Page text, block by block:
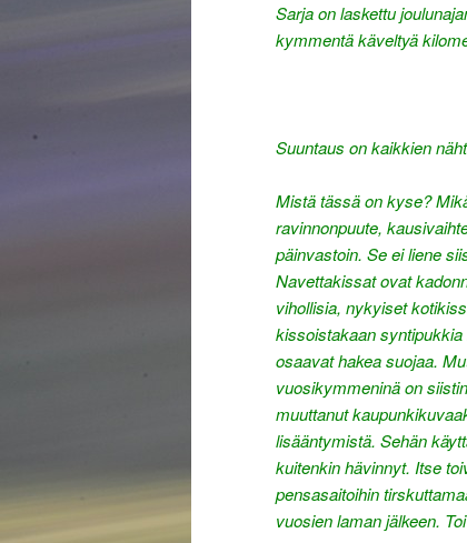
Sarja on laskettu
kymmentä käveltyä
Suuntaus on kaikkien
Mistä tässä on kyse?
ravinnonpuute,
päinvastoin. Se ei liene
Navettakissat ovat
vihollisia, nykyiset
kissoistakaan
osaavat hakea suojaa.
vuosikymmeninä on
muuttanut
lisääntymistä. Sehän
kuitenkin hävinnyt. Itse
pensasaitoihin
vuosien laman jälkeen.